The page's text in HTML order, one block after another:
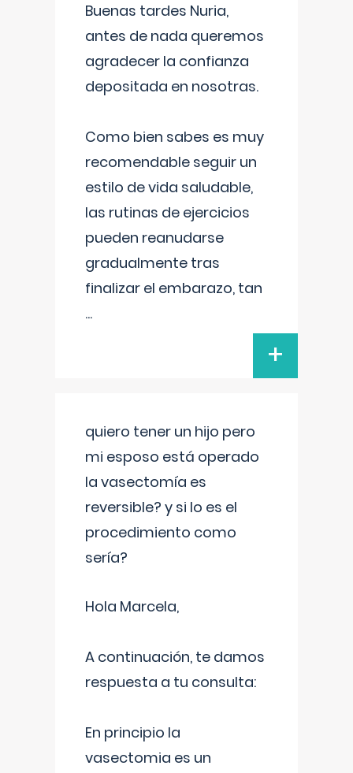
Buenas tardes Nuria,
antes de nada queremos
agradecer la confianza
depositada en nosotras.
Como bien sabes es muy
recomendable seguir un
estilo de vida saludable,
las rutinas de ejercicios
pueden reanudarse
gradualmente tras
finalizar el embarazo, tan
...
+
quiero tener un hijo pero
mi esposo está operado
la vasectomía es
reversible? y si lo es el
procedimiento como
sería?
Hola Marcela,
A continuación, te damos
respuesta a tu consulta:
En principio la
vasectomia es un